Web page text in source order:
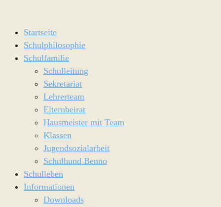
Startseite
Schulphilosophie
Schulfamilie
Schulleitung
Sekretariat
Lehrerteam
Elternbeirat
Hausmeister mit Team
Klassen
Jugendsozialarbeit
Schulhund Benno
Schulleben
Informationen
Downloads